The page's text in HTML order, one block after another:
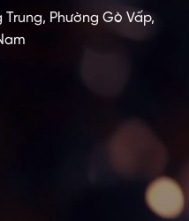
Phường Gò Vấp,